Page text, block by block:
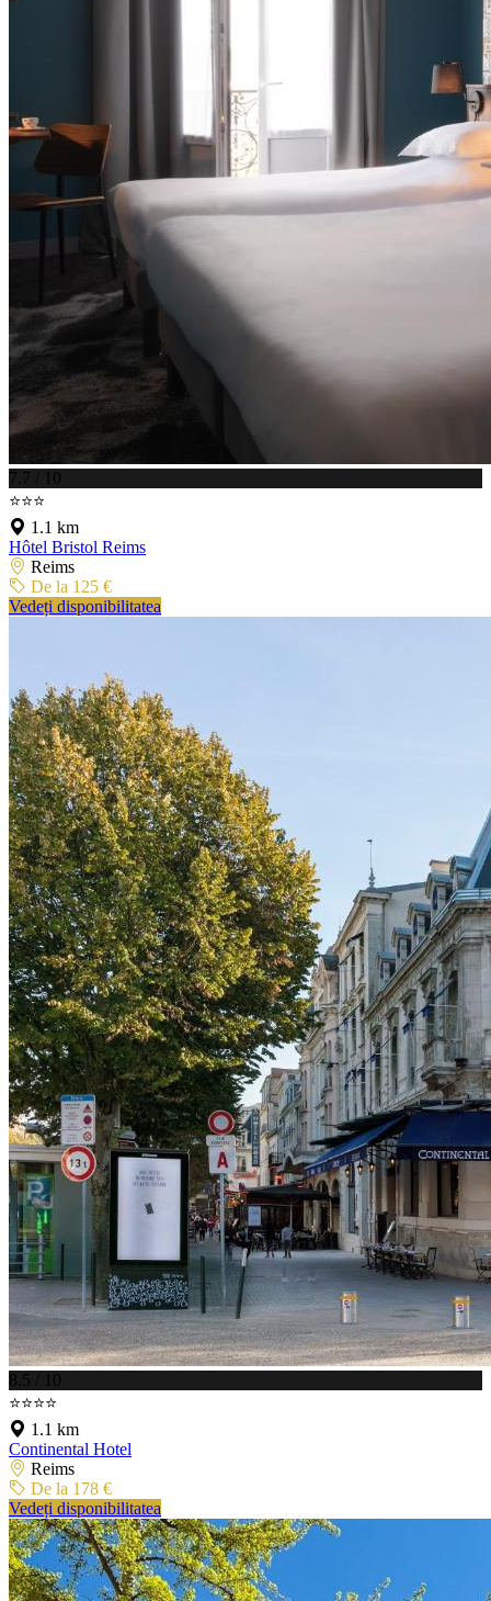
7.7 / 10
⭐⭐⭐
1.1 km
Hôtel Bristol Reims
Reims
De la 125 €
Vedeți disponibilitatea
8.5 / 10
⭐⭐⭐⭐
1.1 km
Continental Hotel
Reims
De la 178 €
Vedeți disponibilitatea